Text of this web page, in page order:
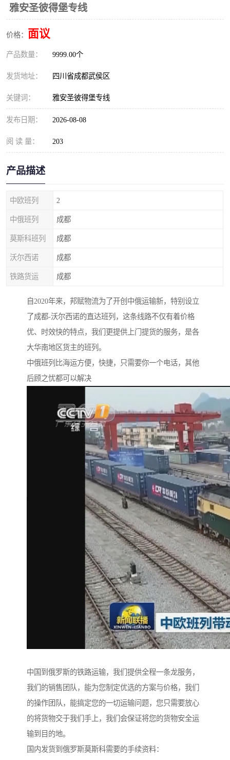
雅安圣彼得堡专线
价格： 面议
产品数量： 9999.00个
发货地址： 四川省成都武侯区
关键词： 雅安圣彼得堡专线
发布日期： 2026-08-08
阅 读 量： 203
产品描述
中欧班列 2
中俄班列 成都
莫斯科班列 成都
沃尔西诺 成都
铁路货运 成都
自2020年来，邦赋物流为了开创中俄运输新，特别设立
了成都-沃尔西诺的直达班列，这条线路不仅有着价格
优、时效快的特点，我们更提供上门提货的服务，是各
大华南地区货主的班列。
中俄班列比海运方便，快捷，只需要你一个电话，其他
后顾之忧都可以解决
中国到俄罗斯的铁路运输，我们提供全程一条龙服务，
我们的销售团队，能为您制定优选的方案与价格，我们
的操作团队，能搞定您的一切运输问题，您只需要放心
的将货物交于我们手上，我们会保证将您的货物安全运
输到目的地。
国内发货到俄罗斯莫斯科需要的手续资料：